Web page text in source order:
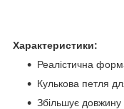
Характеристики:
Реалістична
Кулькова петля
Збільшує довжину